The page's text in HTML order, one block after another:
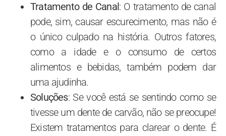
Tratamento de Canal: O tratamento de canal
pode, sim, causar escurecimento, mas não é
o único culpado na história. Outros fatores,
como a idade e o consumo de certos
alimentos e bebidas, também podem dar
uma ajudinha.
Soluções: Se você está se sentindo como se
tivesse um dente de carvão, não se preocupe!
Existem tratamentos para clarear o dente. É